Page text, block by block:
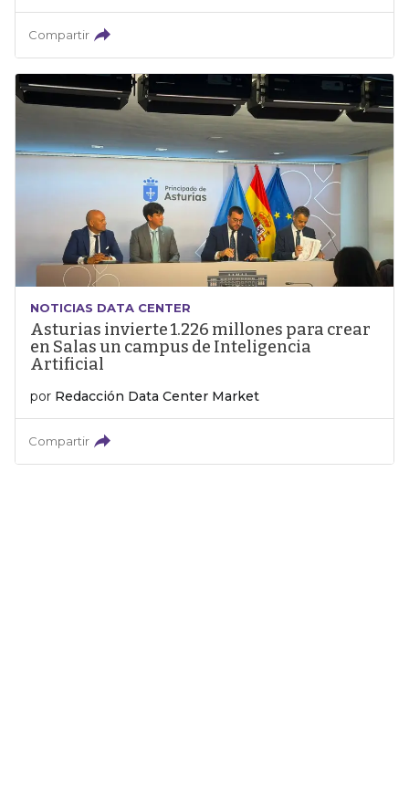
Compartir
NOTICIAS DATA CENTER
Asturias invierte 1.226 millones para crear
en Salas un campus de Inteligencia
Artificial
por Redacción Data Center Market
Compartir